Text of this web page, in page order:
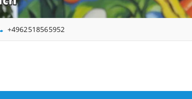
+4962518565952